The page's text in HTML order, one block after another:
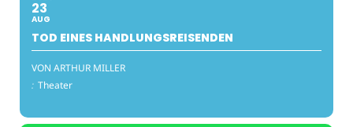
23
AUG
TOD EINES HANDLUNGSREISENDEN
VON ARTHUR MILLER
: Theater